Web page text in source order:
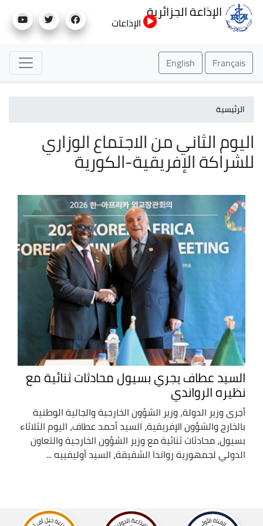
إلى
الإذاعة الجزائرية
الإذاعات
Français
English
الرئيسية
اليوم الثاني من الاجتماع الوزاري
للشراكة الإفريقية-الكورية
السيد عطاف يجري بسيول محادثات ثنائية مع
نظيره الرواندي
أجرى وزير الدولة، وزير الشؤون الخارجية والجالية الوطنية
بالخارج والشؤون الإفريقية، السيد أحمد عطاف، اليوم الثلاثاء
بسيول، محادثات ثنائية مع وزير الشؤون الخارجية والتعاون
الدولي لجمهورية رواندا الشقيقة، السيد أوليفييه ...